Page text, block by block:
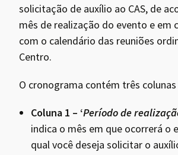
solicitação de auxílio ao CAS, de
mês de realização do evento e em
com o calendário das reuniões
Centro.
O cronograma contém três colunas
Coluna 1 – ‘Período de
indica o mês em que ocorrerá o
qual você deseja solicitar o